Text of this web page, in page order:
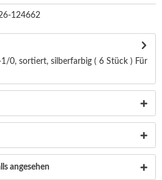
124662
0, sortiert, silberfarbig ( 6 Stück ) Für
angesehen